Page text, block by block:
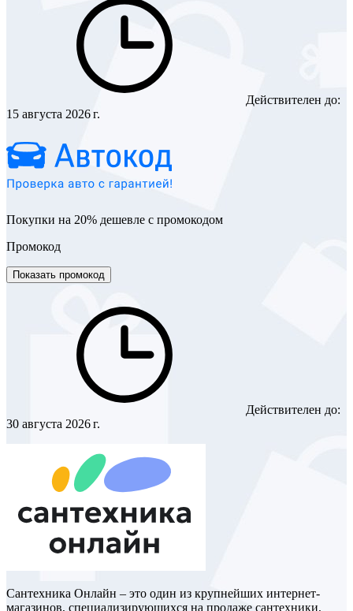
Действителен до:
15 августа 2026 г.
Покупки на 20% дешевле с промокодом
Промокод
Показать промокод
Действителен до:
30 августа 2026 г.
Сантехника Онлайн – это один из крупнейших интернет-
магазинов, специализирующихся на продаже сантехники,